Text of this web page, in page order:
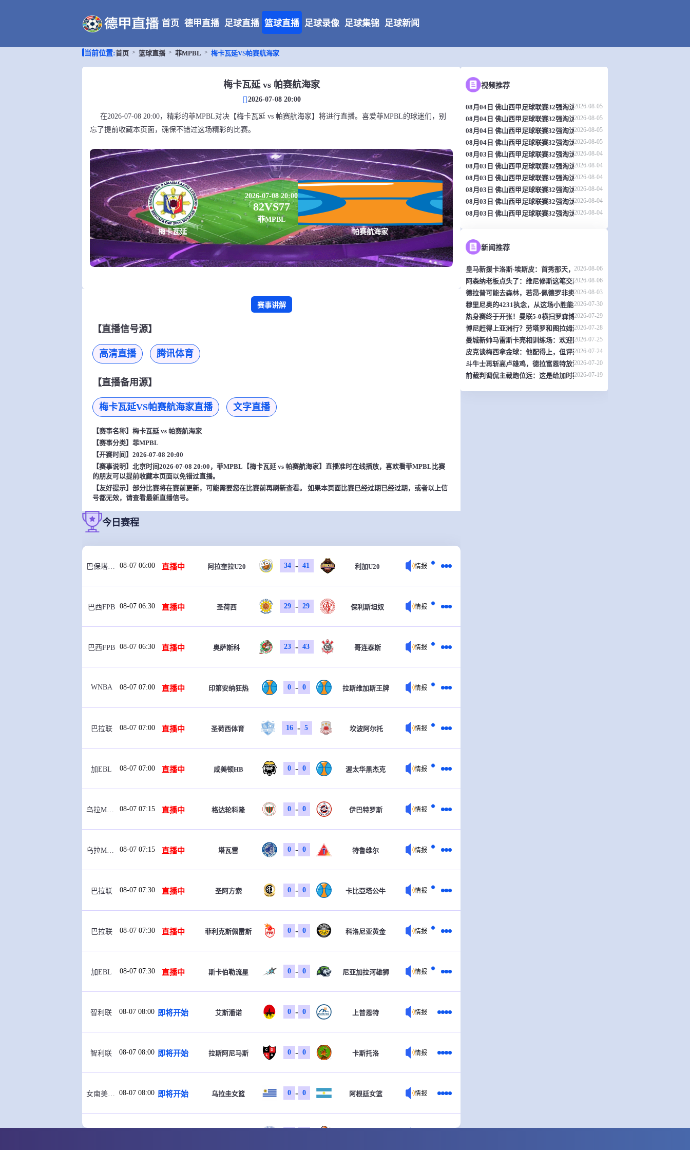
首页 德甲直播 足球直播 篮球直播 足球录像 足球集锦 足球新闻
当前位置:首页 篮球直播 菲MPBL 梅卡瓦延VS帕赛航海家
梅卡瓦延 vs 帕赛航海家
2026-07-08 20:00
在2026-07-08 20:00，精彩的菲MPBL对决【梅卡瓦延 vs 帕赛航海家】将进行直播。喜爱菲MPBL的球迷们，别
忘了提前收藏本页面，确保不错过这场精彩的比赛。
梅卡瓦延
2026-07-08 20:00
82VS77
菲MPBL
帕赛航海家
赛事讲解
【直播信号源】
高清直播 腾讯体育
【直播备用源】
梅卡瓦延VS帕赛航海家直播 文字直播
【赛事名称】 梅卡瓦延 vs 帕赛航海家
【赛事分类】 菲MPBL
【开赛时间】2026-07-08 20:00
【赛事说明】北京时间2026-07-08 20:00，菲MPBL【梅卡瓦延 vs 帕赛航海家】直播准时在线播放，喜欢看菲MPBL比赛
的朋友可以提前收藏本页面以免错过直播。
【友好提示】部分比赛将在赛前更新，可能需要您在比赛前再刷新查看。 如果本页面比赛已经过期已经过期，或者以上信
号都无效，请查看最新直播信号。
今日赛程
巴保塔U20 08-07 06:00 直播中 阿拉奎拉U20 34 - 41 利加U20 情报
巴西FPB 08-07 06:30 直播中 圣荷西 29 - 29 保利斯坦奴 情报
巴西FPB 08-07 06:30 直播中 奥萨斯科 23 - 43 哥连泰斯 情报
WNBA 08-07 07:00 直播中 印第安纳狂热 0 - 0 拉斯维加斯王牌 情报
巴拉联 08-07 07:00 直播中 圣荷西体育 16 - 5 坎波阿尔托 情报
加EBL 08-07 07:00 直播中 咸美顿HB 0 - 0 渥太华黑杰克 情报
乌拉Metro 08-07 07:15 直播中 格达轮科隆 0 - 0 伊巴特罗斯 情报
乌拉Metro 08-07 07:15 直播中 塔瓦雷 0 - 0 特鲁维尔 情报
巴拉联 08-07 07:30 直播中 圣阿方索 0 - 0 卡比亞塔公牛 情报
巴拉联 08-07 07:30 直播中 菲利克斯佩雷斯 0 - 0 科洛尼亚黄金 情报
加EBL 08-07 07:30 直播中 斯卡伯勒流星 0 - 0 尼亚加拉河雄狮 情报
智利联 08-07 08:00 即将开始 艾斯潘诺 0 - 0 上普恩特 情报
智利联 08-07 08:00 即将开始 拉斯阿尼马斯 0 - 0 卡斯托洛 情报
女南美锦标 08-07 08:00 即将开始 乌拉圭女篮 0 - 0 阿根廷女篮 情报
视频推荐
08月04日 佛山西甲足球联赛32强淘汰赛 肇庆恒骏成 VS 三七互娱 全场录像
2026-08-05
08月04日 佛山西甲足球联赛32强淘汰赛 贪玩游戏 VS 美的薪火 全场录像
2026-08-05
08月04日 佛山西甲足球联赛32强淘汰赛 广东西南建设 VS 香港圣徒 全场录像
2026-08-05
08月04日 佛山西甲足球联赛32强淘汰赛 藝品高國際 VS 湛江狂狼·粵辉能源
2026-08-05
08月03日 佛山西甲足球联赛32强淘汰赛 广州求信 VS 顺德新青年 全场录像
2026-08-04
08月03日 佛山西甲足球联赛32强淘汰赛 广东客家青年 VS 广州英华思力U17
2026-08-04
08月03日 佛山西甲足球联赛32强淘汰赛 大塘控股 VS 茂名市点都得 全场录像
2026-08-04
08月03日 佛山西甲足球联赛32强淘汰赛 广州蜀地红 VS 广州戴拿模 全场录像
2026-08-04
08月03日 佛山西甲足球联赛32强淘汰赛 广东凤铝 VS 湛江八部科技 全场录像
2026-08-04
08月03日 佛山西甲足球联赛32强淘汰赛 三水乐民兴健力宝 VS 中国澳门澳
2026-08-04
新闻推荐
皇马新援卡洛斯-埃斯皮：首秀那天，我觉得自己是全世界最幸福的人
2026-08-06
阿森纳老板点头了：维尼修斯这笔交易，可能是英超史上最炸裂的转会？
2026-08-06
德拉普可能去森林，若昂-佩德罗非卖品？切尔西热身赛暴露不少问题
2026-08-03
穆里尼奥的4231执念，从这场小胜能看出什么？
2026-07-30
热身赛终于开张！曼联5-0横扫罗森博格，齐尔克泽传射，19岁小将惊艳全场
2026-07-29
博尼赶得上亚洲行？劳塔罗和图拉姆还得再歇两周
2026-07-28
曼城新帅马雷斯卡亮相训练场：欢迎回家！
2026-07-25
皮克谈梅西拿金球：他配得上，但评选标准？真搞不懂了
2026-07-24
斗牛士再斩高卢雄鸡，德拉富恩特放话：西班牙就是世界最强
2026-07-20
前裁判调侃主裁跑位远：这是给加时赛省体力？
2026-07-19